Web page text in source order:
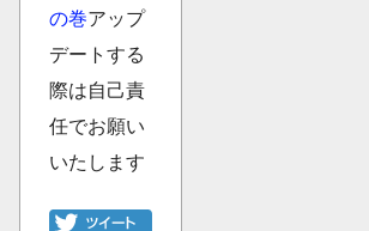
の巻アップ
デートする
際は自己責
任でお願い
いたします